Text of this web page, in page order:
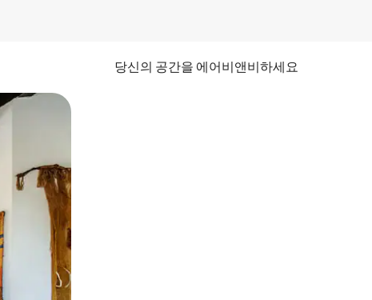
당신의 공간을 에어비앤비하세요